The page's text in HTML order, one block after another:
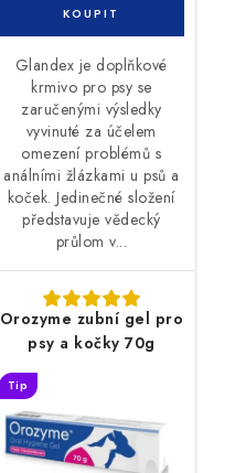
Glandex je doplňkové
krmivo pro psy se
zaručenými výsledky
vyvinuté za účelem
omezení problémů s
análními žlázkami u psů a
koček. Jedinečné složení
představuje vědecký
průlom v...
Orozyme zubní gel pro
psy a kočky 70g
Tip